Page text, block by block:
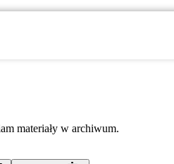
materiały w archiwum.